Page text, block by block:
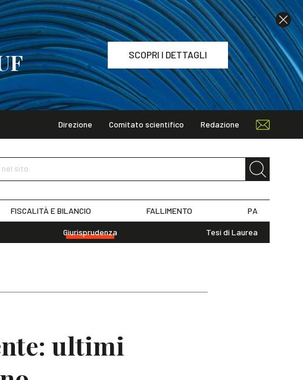
SCOPRI I DETTAGLI
Direzione Comitato scientifico Redazione
nel sito
FISCALITÀ E BILANCIO FALLIMENTO PA
Giurisprudenza Tesi di Laurea
ultimi